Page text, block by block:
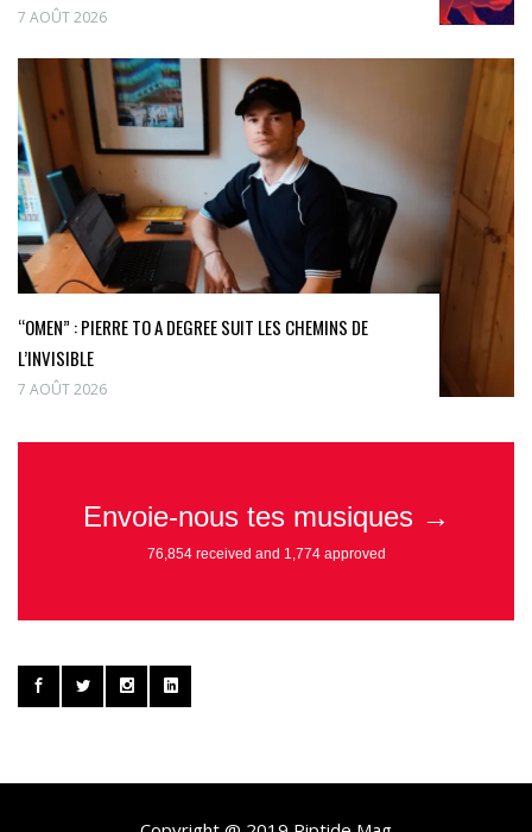
7 AOÛT 2026
“OMEN” : PIERRE TO A DEGREE SUIT LES CHEMINS DE
L’INVISIBLE
7 AOÛT 2026